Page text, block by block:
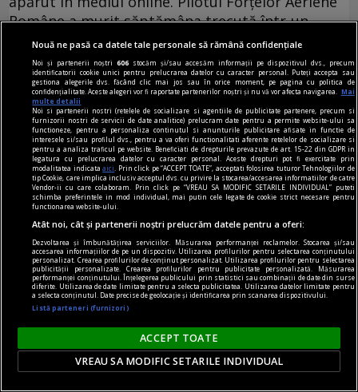
Române a murit săptămâna trecută într-un
accident de motocicletă produs în orașul
Otopeni.
O femeie, rănită grav în urma unei explozii
produse într-o casă din Argeș. Recomandările
pompierilor pentru cei care folosesc butelii
O explozie s-a produs într-o casă din comuna
Nouă ne pasă ca datele tale personale să rămână confidențiale
Noi și partenerii noștri606 stocăm și/sau accesăm informații pe dispozitivul dvs., precum
identificatorii cookie unici pentru prelucrarea datelor cu caracter personal. Puteți accepta sau
gestiona alegerile dvs. făcând clic mai jos sau în orice moment, pe pagina cu politica de
confidențialitate. Aceste alegeri vor fi raportate partenerilor noștri și nu vă vor afecta navigarea.
Mai
multe detalii
Noi si partenerii nostri (retelele de socializare si agentiile de publicitate partenere, precum si
furnizorii nostri de servicii de date analitice) prelucram date pentru a permite website-ului sa
functioneze, pentru a personaliza continutul si anunturile publicitare afisate in functie de
interesele si/sau profilul dvs., pentru a va oferi functionalitati aferente retelelor de socializare si
pentru a analiza traficul pe website. Beneficiati de drepturile prevazute de art. 15-22 din GDPR in
legatura cu prelucrarea datelor cu caracter personal. Aceste drepturi pot fi exercitate prin
modalitatea indicataaici
. Prin click pe “ACCEPT TOATE”, acceptati folosirea tuturor Tehnologiilor de
tip Cookie, care implica inclusiv acceptul dvs. cu privire la stocarea/accesarea informatiilor de catre
Vendor-ii cu care colaboram. Prin click pe “VREAU SA MODIFIC SETARILE INDIVIDUAL” puteti
schimba preferintele in mod individual, mai putin cele legate de cookie strict necesare pentru
functionarea website-ului.
Atât noi, cât și partenerii noștri prelucrăm datele pentru a oferi:
Dezvoltarea și îmbunătățirea serviciilor. Măsurarea performanței reclamelor. Stocarea și/sau
accesarea informațiilor de pe un dispozitiv. Utilizarea profilurilor pentru selectarea conținutului
personalizat. Crearea profilurilor de conținut personalizat. Utilizarea profilurilor pentru selectarea
publicității personalizate. Crearea profilurilor pentru publicitate personalizată. Măsurarea
performanței conținutului. Înțelegerea publicului prin statistici sau combinații de date din surse
diferite. Utilizarea de date limitate pentru a selecta publicitatea. Utilizarea datelor limitate pentru
a selecta conținutul. Date precise de geolocație și identificarea prin scanarea dispozitivului.
Listă parteneri (furnizori)
ACCEPT TOATE
VREAU SA MODIFIC SETARILE INDIVIDUAL